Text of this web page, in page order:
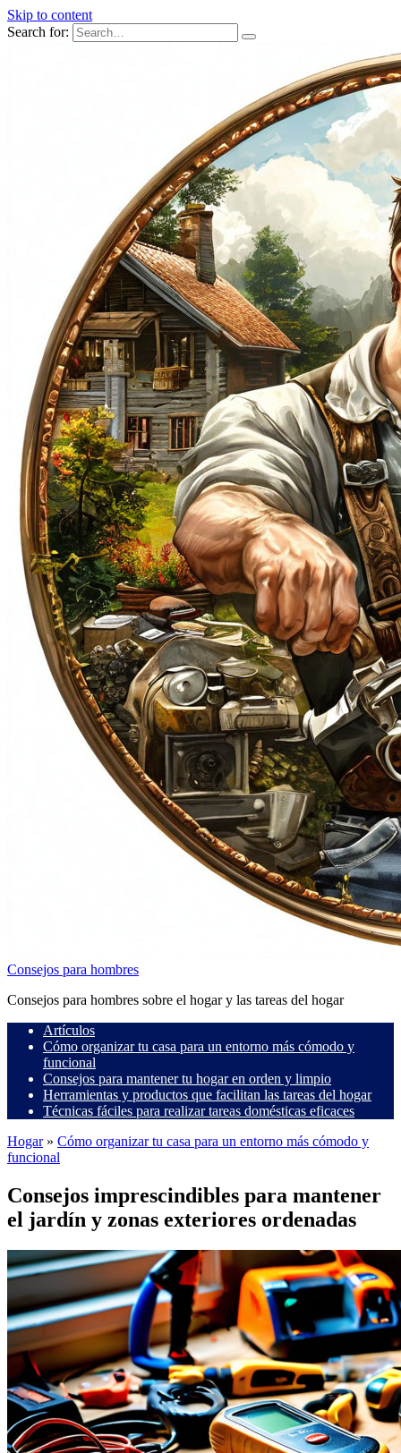
Skip to content
Search for:
Consejos para hombres
Consejos para hombres sobre el hogar y las tareas del hogar
Artículos
Cómo organizar tu casa para un entorno más cómodo y
funcional
Consejos para mantener tu hogar en orden y limpio
Herramientas y productos que facilitan las tareas del hogar
Técnicas fáciles para realizar tareas domésticas eficaces
Hogar» Cómo organizar tu casa para un entorno más cómodo y
funcional
Consejos imprescindibles para mantener
el jardín y zonas exteriores ordenadas